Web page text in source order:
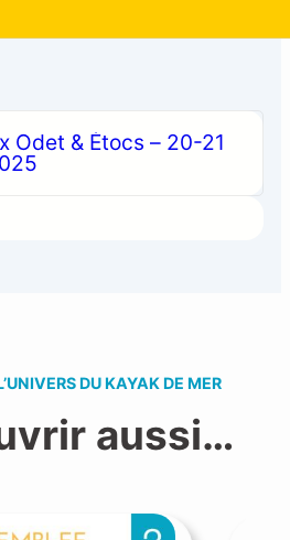
Odet & Étocs – 20-21
DU KAYAK DE MER
aussi…